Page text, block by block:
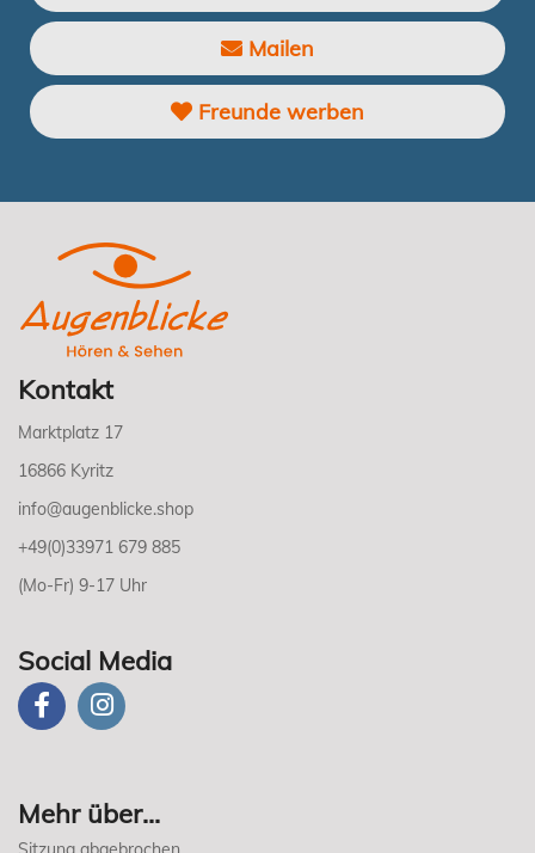
Mailen
Freunde werben
Kontakt
Marktplatz 17
16866 Kyritz
info@augenblicke.shop
+49(0)33971 679 885
(Mo-Fr) 9-17 Uhr
Social Media
Mehr über...